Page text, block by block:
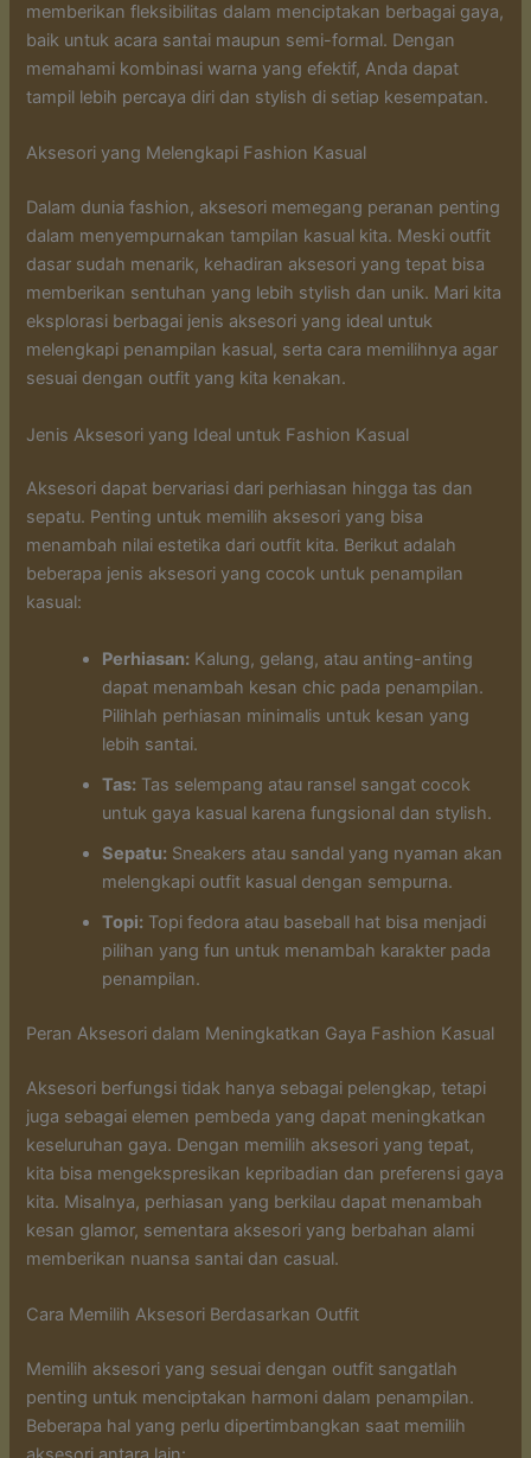
memberikan fleksibilitas dalam menciptakan berbagai gaya,
baik untuk acara santai maupun semi-formal. Dengan
memahami kombinasi warna yang efektif, Anda dapat
tampil lebih percaya diri dan stylish di setiap kesempatan.
Aksesori yang Melengkapi Fashion Kasual
Dalam dunia fashion, aksesori memegang peranan penting
dalam menyempurnakan tampilan kasual kita. Meski outfit
dasar sudah menarik, kehadiran aksesori yang tepat bisa
memberikan sentuhan yang lebih stylish dan unik. Mari kita
eksplorasi berbagai jenis aksesori yang ideal untuk
melengkapi penampilan kasual, serta cara memilihnya agar
sesuai dengan outfit yang kita kenakan.
Jenis Aksesori yang Ideal untuk Fashion Kasual
Aksesori dapat bervariasi dari perhiasan hingga tas dan
sepatu. Penting untuk memilih aksesori yang bisa
menambah nilai estetika dari outfit kita. Berikut adalah
beberapa jenis aksesori yang cocok untuk penampilan
kasual:
Perhiasan: Kalung, gelang, atau anting-anting
dapat menambah kesan chic pada penampilan.
Pilihlah perhiasan minimalis untuk kesan yang
lebih santai.
Tas: Tas selempang atau ransel sangat cocok
untuk gaya kasual karena fungsional dan stylish.
Sepatu: Sneakers atau sandal yang nyaman akan
melengkapi outfit kasual dengan sempurna.
Topi: Topi fedora atau baseball hat bisa menjadi
pilihan yang fun untuk menambah karakter pada
penampilan.
Peran Aksesori dalam Meningkatkan Gaya Fashion Kasual
Aksesori berfungsi tidak hanya sebagai pelengkap, tetapi
juga sebagai elemen pembeda yang dapat meningkatkan
keseluruhan gaya. Dengan memilih aksesori yang tepat,
kita bisa mengekspresikan kepribadian dan preferensi gaya
kita. Misalnya, perhiasan yang berkilau dapat menambah
kesan glamor, sementara aksesori yang berbahan alami
memberikan nuansa santai dan casual.
Cara Memilih Aksesori Berdasarkan Outfit
Memilih aksesori yang sesuai dengan outfit sangatlah
penting untuk menciptakan harmoni dalam penampilan.
Beberapa hal yang perlu dipertimbangkan saat memilih